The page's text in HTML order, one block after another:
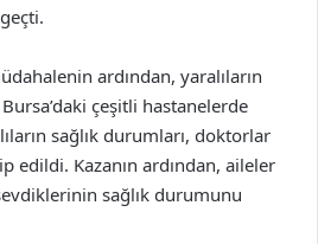
ardından, yaralıların
çeşitli hastanelerde
sağlık durumları, doktorlar
edildi. Kazanın ardından, aileler
sağlık durumunu